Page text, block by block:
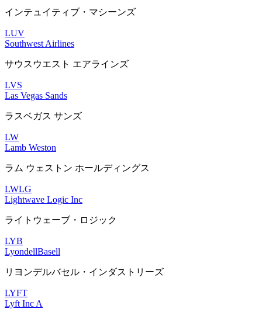
インテュイティブ・マシーンズ
LUV
Southwest Airlines
サウスウエスト エアラインズ
LVS
Las Vegas Sands
ラスベガス サンズ
LW
Lamb Weston
ラム ウェストン ホールディングス
LWLG
Lightwave Logic Inc
ライトウェーブ・ロジック
LYB
LyondellBasell
リヨンデルバセル・インダストリーズ
LYFT
Lyft Inc A